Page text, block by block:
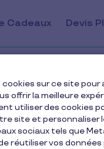
Cadeaux Devis
cookies sur ce site
offrir la meilleure
utiliser des cookies
site et personnaliser
sociaux tels que
réutiliser vos